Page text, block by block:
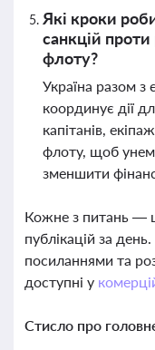
Які кроки
санкцій проти
флоту?
Україна разом
координує дії
капітанів,
флоту, щоб
зменшити
Кожне з питань —
публікацій за
посиланнями та
доступні у
Стисло про